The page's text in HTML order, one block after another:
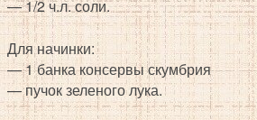
— 1/2 ч.л. соли.
Для начинки:
— 1 банка консервы скумбрия
— пучок зеленого лука.